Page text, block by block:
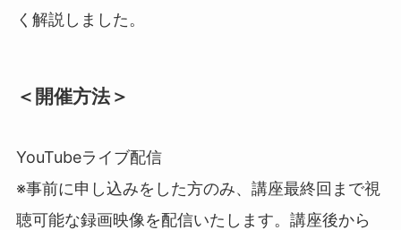
く解説しました。
＜開催方法＞
YouTubeライブ配信
※事前に申し込みをした方のみ、講座最終回まで視
聴可能な録画映像を配信いたします。講座後から